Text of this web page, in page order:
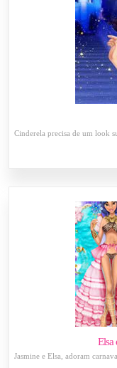
Cinderela precisa de um look
Elsa
Jasmine e Elsa, adoram